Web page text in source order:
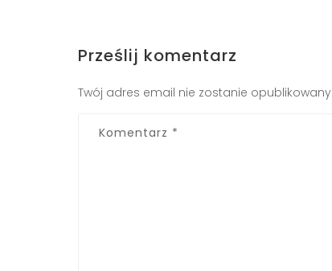
Prześlij komentarz
Twój adres email nie zostanie opublikowany.